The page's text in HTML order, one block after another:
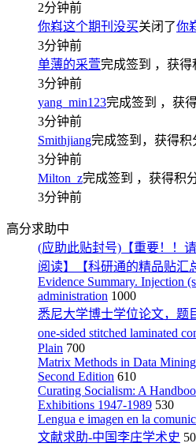
2分钟前
你嵙这个期刊没买关闭了你
3分钟前
单薄的采萱完成签到 ，获得
3分钟前
yang_min123完成签到 ，获
3分钟前
Smithjiang完成签到，获得积
3分钟前
Milton_z完成签到 ，获得积
3分钟前
高分求助中
(应助此贴封号)【重要！！
阅读】【科研通的精品贴汇
Evidence Summary. Injection
administration 1000
悉尼大学博士学位论文，题
one-sided stitched laminated
Plain 700
Matrix Methods in Data
Second Edition 610
Curating Socialism: A
Exhibitions 1947-1989 530
Lengua e imagen en la
文献求助-中国李庄学术史